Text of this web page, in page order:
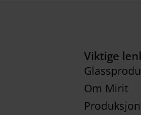
Viktige
Om Mirit
Produksjon